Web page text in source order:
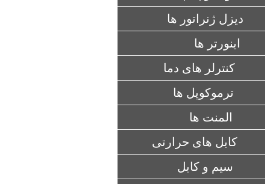
دیزل ژنراتور ها
اینورتر ها
کنترلر های دما
ترموکوپل ها
المنت ها
کابل های حرارتی
سیم و کابل